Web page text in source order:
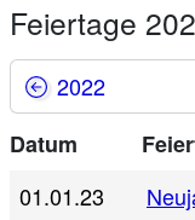
Feiertage
2022
Datum
01.01.23